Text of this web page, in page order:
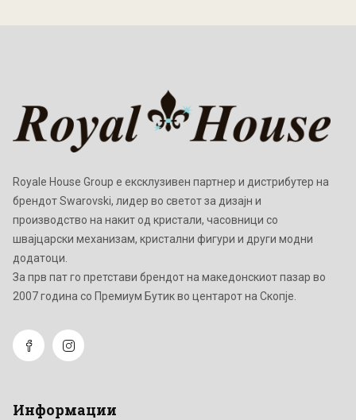
Royale House Group е ексклузивен партнер и дистрибутер на
брендот Swarovski, лидер во светот за дизајн и
производство на накит од кристали, часовници со
швајцарски механизам, кристални фигури и други модни
додатоци.
Зa прв пат го претстави брендот на македонскиот пазар во
2007 година со Премиум Бутик во центарот на Скопје.
Информации